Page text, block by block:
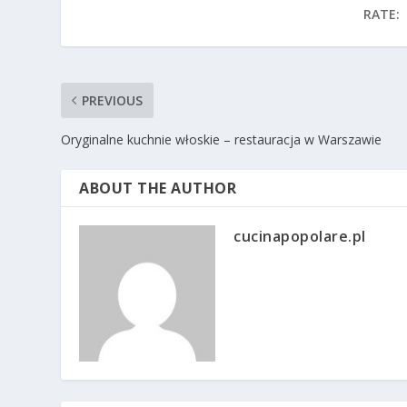
RATE:
PREVIOUS
Oryginalne kuchnie włoskie – restauracja w Warszawie
ABOUT THE AUTHOR
cucinapopolare.pl